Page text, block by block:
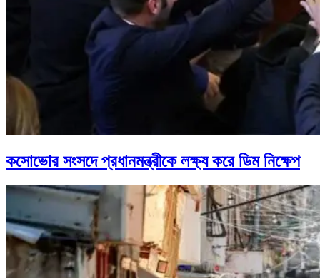
কসোভোর সংসদে প্রধানমন্ত্রীকে লক্ষ্য করে ডিম নিক্ষেপ